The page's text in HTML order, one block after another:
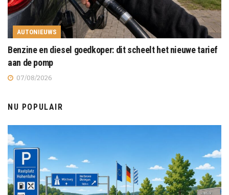
AUTONIEUWS
Benzine en diesel goedkoper: dit scheelt het nieuwe tarief
aan de pomp
07/08/2026
NU POPULAIR